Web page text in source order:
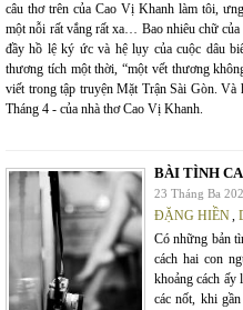
câu thơ trên của Cao Vị Khanh làm tôi,
một nỗi rất vắng rất xa… Bao nhiêu chữ
đầy hồ lệ ký ức và hệ lụy của cuộc dâu
thương tích một thời, “một vết thương
viết trong tập truyện Mặt Trận Sài Gòn.
Tháng 4 - của nhà thơ Cao Vị Khanh.
BÀI TÌNH
23 Tháng Ba
ĐẶNG HIỀN,
Có những bản
cách hai con
khoảng cách
các nốt, khi